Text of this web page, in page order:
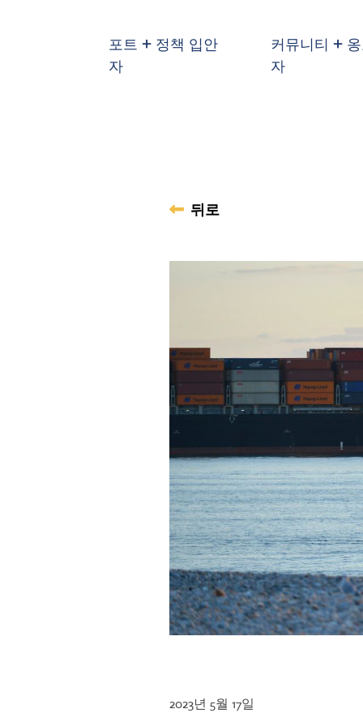
포트 + 정책 입안
자
커뮤니티 +
자
뒤로
2023년 5월 17일